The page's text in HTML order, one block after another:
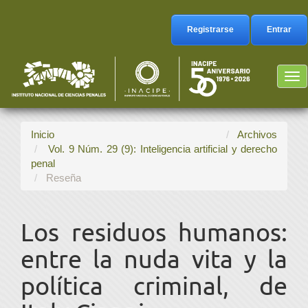
Barra
lateral
Registrarse Entrar
Inicio
Archivos
Vol. 9 Núm. 29 (9): Inteligencia artificial y derecho
penal
Reseña
Los residuos humanos:
entre la nuda vita y la
política criminal, de